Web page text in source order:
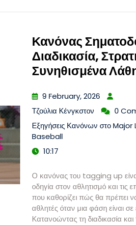
Κανόνας
Διαδικασία,
Συνηθισμένα
9 February, 2026
Τζούλια Κένγκστον
0
Εξηγήσεις Κανόνων στο
Baseball
10:17
Ο κανόνας του tagging up
οδηγία στον αθλητισμό και τις
που καθορίζει πώς θα πρέπει
αθλητές όταν μια φάση είναι σε
Κατανοώντας τη διαδικασία και